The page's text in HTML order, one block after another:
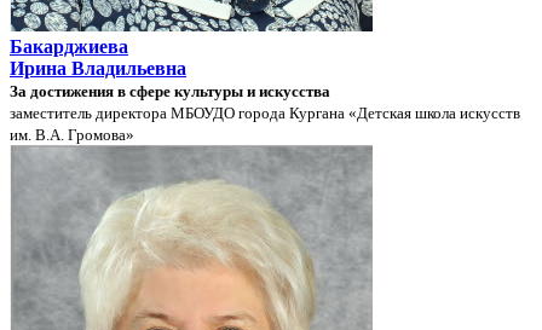
Бакарджиева
Ирина Владильевна
За достижения в сфере культуры и искусства
заместитель директора МБОУДО города Кургана «Детская школа искусств
им. В.А. Громова»